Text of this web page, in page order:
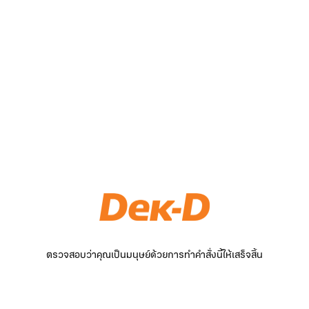
ตรวจสอบว่าคุณเป็นมนุษย์ด้วยการทำคำสั่งนี้ให้เสร็จสิ้น